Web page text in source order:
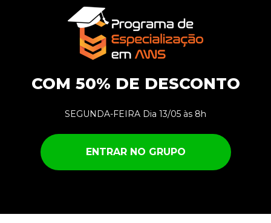
ENTRAR NO GRUPO
COM 50% DE DESCONTO
SEGUNDA-FEIRA Dia 13/05 às 8h